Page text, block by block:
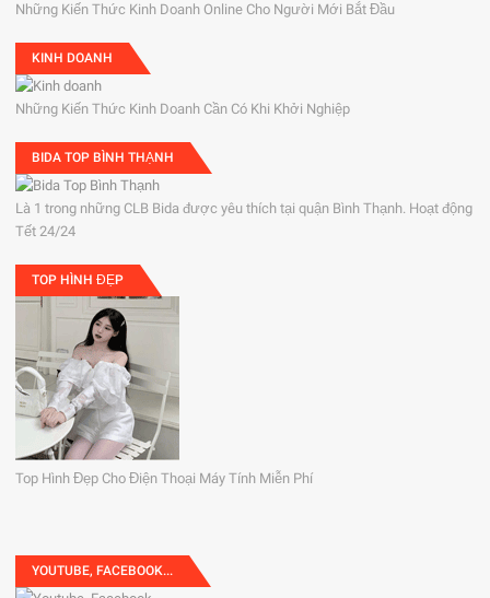
Những Kiến Thức Kinh Doanh Online Cho Người Mới Bắt Đầu
KINH DOANH
Những Kiến Thức Kinh Doanh Cần Có Khi Khởi Nghiệp
BIDA TOP BÌNH THẠNH
Là 1 trong những CLB Bida được yêu thích tại quận Bình Thạnh. Hoạt động
Tết 24/24
TOP HÌNH ĐẸP
Top Hình Đẹp Cho Điện Thoại Máy Tính Miễn Phí
YOUTUBE, FACEBOOK...